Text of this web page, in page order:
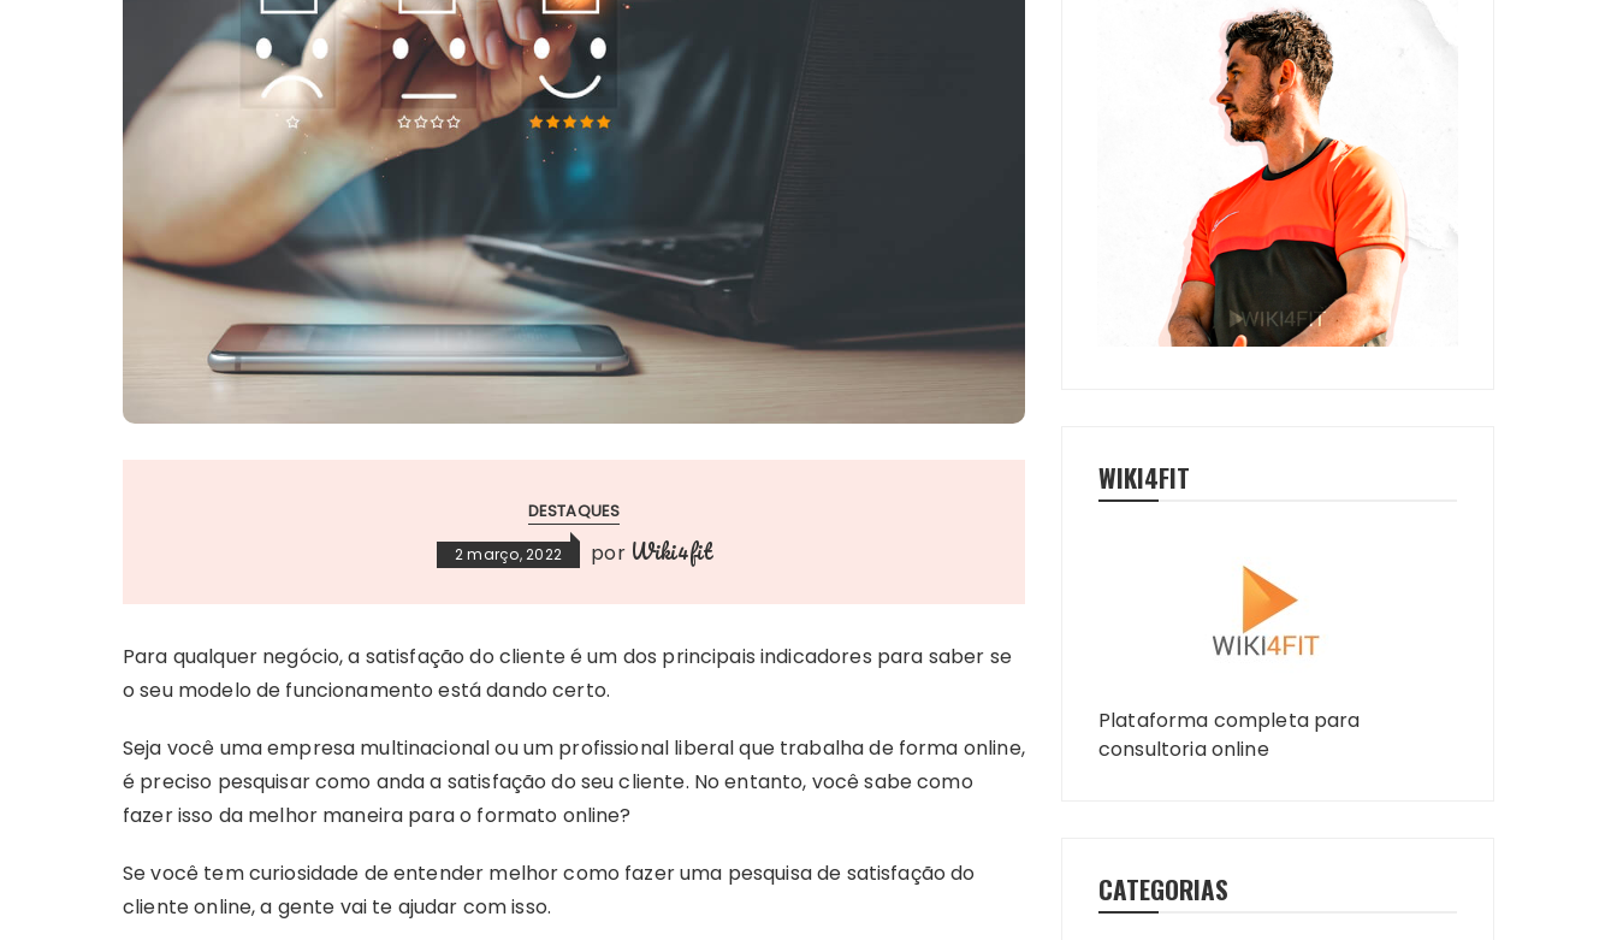
DESTAQUES
2 março, 2022 por Wiki4fit
Para qualquer negócio, a satisfação do cliente é um dos principais indicadores para saber se
o seu modelo de funcionamento está dando certo.
Seja você uma empresa multinacional ou um profissional liberal que trabalha de forma online,
é preciso pesquisar como anda a satisfação do seu cliente. No entanto, você sabe como
fazer isso da melhor maneira para o formato online?
Se você tem curiosidade de entender melhor como fazer uma pesquisa de satisfação do
cliente online, a gente vai te ajudar com isso.
WIKI4FIT
Plataforma completa para
consultoria online
CATEGORIAS